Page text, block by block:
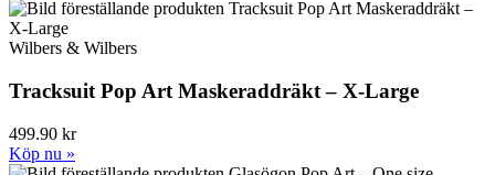
Wilbers & Wilbers
Tracksuit Pop Art Maskeraddräkt – X-Large
499.90 kr
Köp nu »